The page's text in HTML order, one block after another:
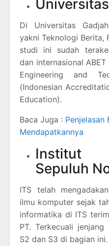
Di Universitas
yakni Teknologi Berita,
studi ini sudah
dan internasional
Engineering and
(Indonesian
Education).
Baca Juga : Penjelasan
Mendapatkannya
Institut
Sepuluh
ITS telah
ilmu komputer sejak
informatika di ITS
PT. Terkecuali
S2 dan S3 di bagian ini.